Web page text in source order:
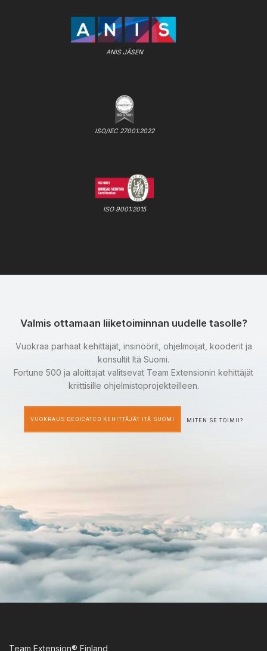
ANIS JÄSEN
ISO/IEC 27001:2022
ISO 9001:2015
Valmis ottamaan liiketoiminnan uudelle tasolle?
Vuokraa parhaat kehittäjät, insinöörit, ohjelmoijat, kooderit ja
konsultit Itä Suomi.
Fortune 500 ja aloittajat valitsevat Team Extensionin kehittäjät
kriittisille ohjelmistoprojekteilleen.
VUOKRAUS DEDICATED KEHITTÄJÄT ITÄ SUOMI MITEN SE TOIMII?
Team Extension® Finland